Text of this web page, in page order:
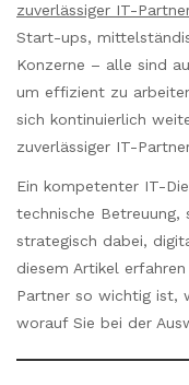
zuverlässiger IT-
Start-ups,
Konzerne – alle sind
um effizient zu
sich kontinuierlich
zuverlässiger IT-
Ein kompetenter IT-
technische Betreuung,
strategisch dabei,
diesem Artikel
Partner so wichtig ist,
worauf Sie bei der